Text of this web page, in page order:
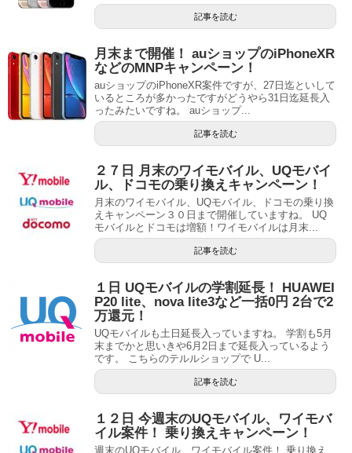
記事を読む
月末まで開催！ auショップのiPhoneXR
などのMNPキャンペーン！
auショップのiPhoneXR案件ですが、27日迄といして
いるところが多かったですがどうやら31日迄延長入
ったみたいですね。 auショップ...
記事を読む
２７日 月末のワイモバイル、UQモバイ
ル、ドコモの乗り換えキャンペーン！
月末のワイモバイル、UQモバイル、ドコモの乗り換
えキャンペーン３０日まで開催していますね。 UQ
モバイルとドコモは増額！ワイモバイルは月末...
記事を読む
１日 UQモバイルの学割延長！ HUAWEI
P20 lite、nova lite3など一括0円 2台で2
万還元！
UQモバイルも土日延長入っていますね。 学割も5月
末までかと思いきや6月2日まで延長入っているよう
です。 こちらのテルルショップで U...
記事を読む
１２日 今週末のUQモバイル、ワイモバ
イル案件！ 乗り換えキャンペーン！
週末のUQモバイル、ワイモバイル案件！ 乗り換え